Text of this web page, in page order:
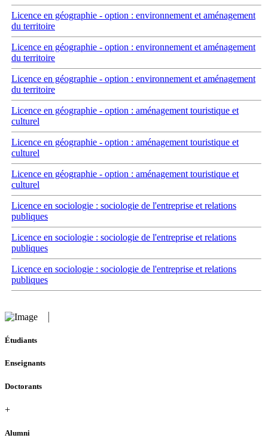
Licence en géographie - option : environnement et aménagement
du territoire
Licence en géographie - option : environnement et aménagement
du territoire
Licence en géographie - option : environnement et aménagement
du territoire
Licence en géographie - option : aménagement touristique et
culturel
Licence en géographie - option : aménagement touristique et
culturel
Licence en géographie - option : aménagement touristique et
culturel
Licence en sociologie : sociologie de l'entreprise et relations
publiques
Licence en sociologie : sociologie de l'entreprise et relations
publiques
Licence en sociologie : sociologie de l'entreprise et relations
publiques
Étudiants
Enseignants
Doctorants
+
Alumni